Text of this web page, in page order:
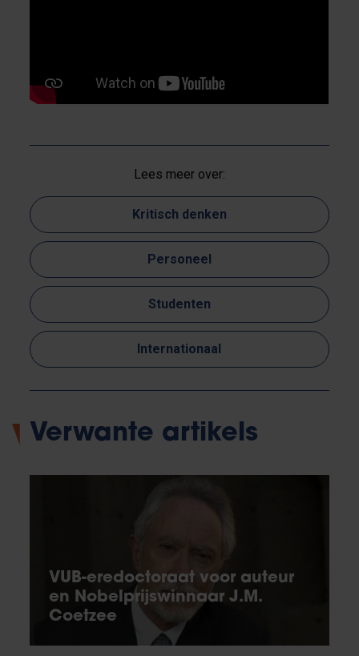
Lees meer over:
Kritisch denken
Personeel
Studenten
Internationaal
Verwante artikels
VUB-eredoctoraat voor auteur
en Nobelprijswinnaar J.M.
Coetzee